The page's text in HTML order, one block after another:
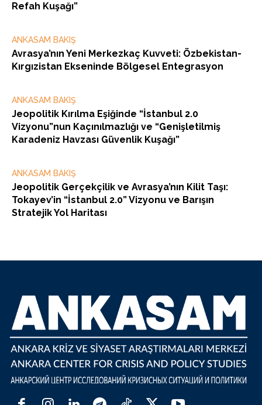
Refah Kuşağı”
ANKASAM BAKIŞ
Avrasya’nın Yeni Merkezkaç Kuvveti: Özbekistan-
Kırgızistan Ekseninde Bölgesel Entegrasyon
ANKASAM BAKIŞ
Jeopolitik Kırılma Eşiğinde “İstanbul 2.0
Vizyonu”nun Kaçınılmazlığı ve “Genişletilmiş
Karadeniz Havzası Güvenlik Kuşağı”
ANKASAM BAKIŞ
Jeopolitik Gerçekçilik ve Avrasya’nın Kilit Taşı:
Tokayev’in “İstanbul 2.0” Vizyonu ve Barışın
Stratejik Yol Haritası